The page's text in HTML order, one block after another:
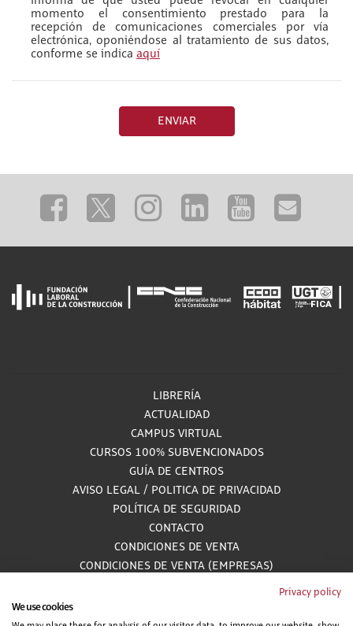
momento el consentimiento prestado para la
recepción de comunicaciones comerciales por vía
electrónica, oponiéndose al tratamiento de sus datos,
conforme se indica aquí
ENVIAR
LIBRERÍA
ACTUALIDAD
CAMPUS VIRTUAL
CURSOS 100% SUBVENCIONADOS
GUÍA DE CENTROS
AVISO LEGAL / POLITICA DE PRIVACIDAD
POLÍTICA DE SEGURIDAD
CONTACTO
CONDICIONES DE VENTA
CONDICIONES DE VENTA (EMPRESAS)
ALCANCE GESTIÓN DE DOCUMENTACIÓN
Privacy policy
We use cookies